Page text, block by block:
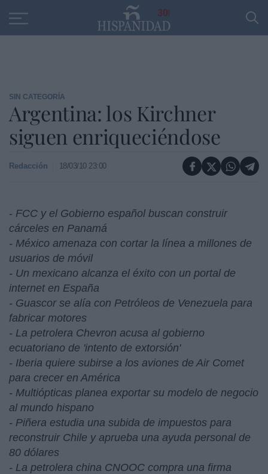
30
SIN CATEGORÍA
Argentina: los Kirchner
siguen enriqueciéndose
Redacción 18/03/10 23:00
- FCC y el Gobierno español buscan construir
cárceles en Panamá
- México amenaza con cortar la línea a millones de
usuarios de móvil
- Un mexicano alcanza el éxito con un portal de
internet en España
- Guascor se alía con Petróleos de Venezuela para
fabricar motores
- La petrolera Chevron acusa al gobierno
ecuatoriano de 'intento de extorsión'
- Iberia quiere subirse a los aviones de Air Comet
para crecer en América
- Multiópticas planea exportar su modelo de negocio
al mundo hispano
- Piñera estudia una subida de impuestos para
reconstruir Chile y aprueba una ayuda personal de
80 dólares
- La petrolera china CNOOC compra una firma